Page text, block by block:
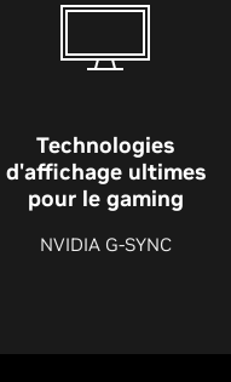
Technologies
d'affichage ultimes
pour le gaming
NVIDIA G-SYNC